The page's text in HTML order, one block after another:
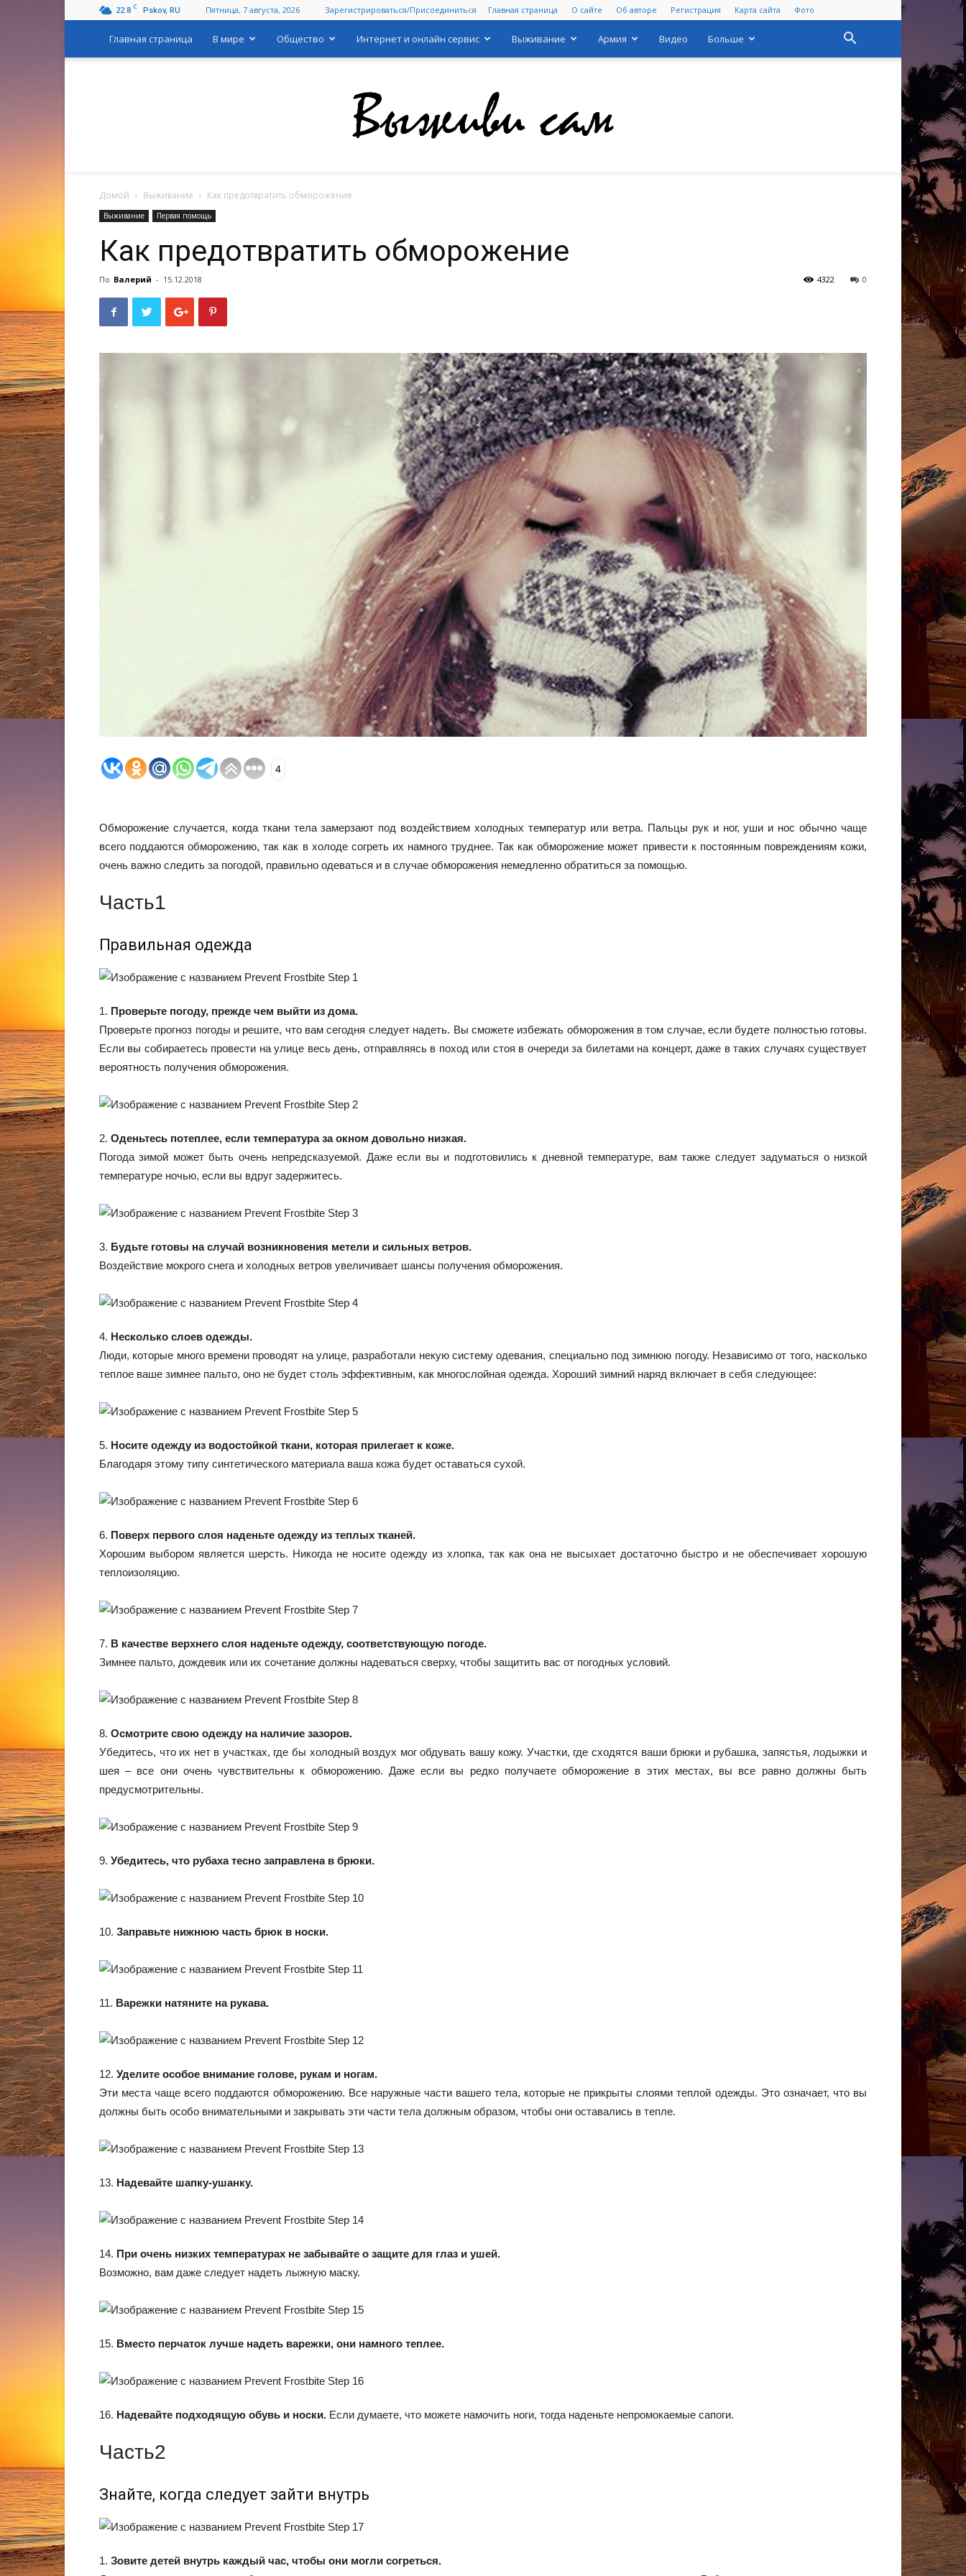
22.8 C Pskov, RU Пятница, 7 августа, 2026 Зарегистрироваться/Присоединиться Главная страница О сайте Об авторе Регистрация Карта сайта Фото
Главная страница В мире Общество Интернет и онлайн сервис Выживание Армия Видео Больше
Домой Выживание Как предотвратить обморожение
Выживание Первая помощь
Как предотвратить обморожение
По Валерий - 15.12.2018 0
4322
4
Обморожение случается, когда ткани тела замерзают под воздействием холодных температур или ветра. Пальцы рук и ног, уши и нос обычно чаще
всего поддаются обморожению, так как в холоде согреть их намного труднее. Так как обморожение может привести к постоянным повреждениям кожи,
очень важно следить за погодой, правильно одеваться и в случае обморожения немедленно обратиться за помощью.
Часть1
Правильная одежда
1. Проверьте погоду, прежде чем выйти из дома.
Проверьте прогноз погоды и решите, что вам сегодня следует надеть. Вы сможете избежать обморожения в том случае, если будете полностью готовы.
Если вы собираетесь провести на улице весь день, отправляясь в поход или стоя в очереди за билетами на концерт, даже в таких случаях существует
вероятность получения обморожения.
2. Оденьтесь потеплее, если температура за окном довольно низкая.
Погода зимой может быть очень непредсказуемой. Даже если вы и подготовились к дневной температуре, вам также следует задуматься о низкой
температуре ночью, если вы вдруг задержитесь.
3. Будьте готовы на случай возникновения метели и сильных ветров.
Воздействие мокрого снега и холодных ветров увеличивает шансы получения обморожения.
4. Несколько слоев одежды.
Люди, которые много времени проводят на улице, разработали некую систему одевания, специально под зимнюю погоду. Независимо от того, насколько
теплое ваше зимнее пальто, оно не будет столь эффективным, как многослойная одежда. Хороший зимний наряд включает в себя следующее:
5. Носите одежду из водостойкой ткани, которая прилегает к коже.
Благодаря этому типу синтетического материала ваша кожа будет оставаться сухой.
6. Поверх первого слоя наденьте одежду из теплых тканей.
Хорошим выбором является шерсть. Никогда не носите одежду из хлопка, так как она не высыхает достаточно быстро и не обеспечивает хорошую
теплоизоляцию.
7. В качестве верхнего слоя наденьте одежду, соответствующую погоде.
Зимнее пальто, дождевик или их сочетание должны надеваться сверху, чтобы защитить вас от погодных условий.
8. Осмотрите свою одежду на наличие зазоров.
Убедитесь, что их нет в участках, где бы холодный воздух мог обдувать вашу кожу. Участки, где сходятся ваши брюки и рубашка, запястья, лодыжки и
шея – все они очень чувствительны к обморожению. Даже если вы редко получаете обморожение в этих местах, вы все равно должны быть
предусмотрительны.
9. Убедитесь, что рубаха тесно заправлена в брюки.
10. Заправьте нижнюю часть брюк в носки.
11. Варежки натяните на рукава.
12. Уделите особое внимание голове, рукам и ногам.
Эти места чаще всего поддаются обморожению. Все наружные части вашего тела, которые не прикрыты слоями теплой одежды. Это означает, что вы
должны быть особо внимательными и закрывать эти части тела должным образом, чтобы они оставались в тепле.
13. Надевайте шапку-ушанку.
14. При очень низких температурах не забывайте о защите для глаз и ушей.
Возможно, вам даже следует надеть лыжную маску.
15. Вместо перчаток лучше надеть варежки, они намного теплее.
16. Надевайте подходящую обувь и носки. Если думаете, что можете намочить ноги, тогда наденьте непромокаемые сапоги.
Часть2
Знайте, когда следует зайти внутрь
1. Зовите детей внутрь каждый час, чтобы они могли согреться.